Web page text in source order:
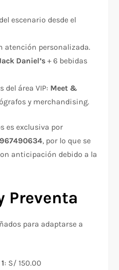
del escenario desde el
atención personalizada.
Daniel’s + 6 bebidas
del área VIP: Meet &
y merchandising.
es exclusiva por
967490634, por lo que se
anticipación debido a la
Preventa
para adaptarse a
: S/ 150.00